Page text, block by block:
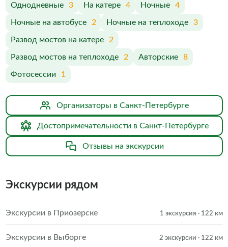
Однодневные 3 На катере 4 Ночные 4
Ночные на автобусе 2 Ночные на теплоходе 3
Развод мостов на катере 2
Развод мостов на теплоходе 2 Авторские 8
Фотосессии 1
Организаторы в Санкт-Петербурге
Достопримечательности в Санкт-Петербурге
Отзывы на экскурсии
Экскурсии рядом
Экскурсии в Приозерске 1 экскурсия · 122 км
Экскурсии в Выборге 2 экскурсии · 122 км